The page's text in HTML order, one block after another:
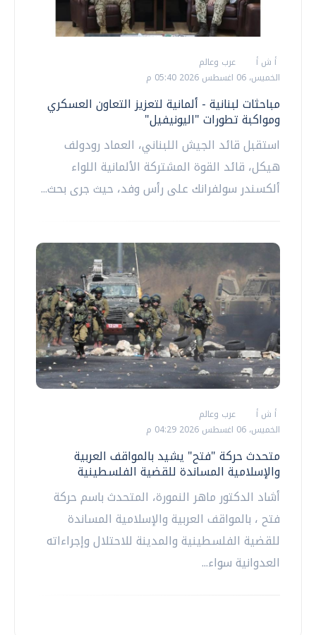
أ ش أ
عرب وعالم
الخميس، 06 اغسطس 2026 05:40 م
مباحثات لبنانية - ألمانية لتعزيز التعاون العسكري
ومواكبة تطورات "اليونيفيل"
استقبل قائد الجيش اللبناني، العماد رودولف
هيكل، قائد القوة المشتركة الألمانية اللواء
ألكسندر سولفرانك على رأس وفد، حيث جرى بحث...
أ ش أ
عرب وعالم
الخميس، 06 اغسطس 2026 04:29 م
متحدث حركة "فتح" يشيد بالمواقف العربية
والإسلامية المساندة للقضية الفلسطينية
أشاد الدكتور ماهر النمورة، المتحدث باسم حركة
فتح ، بالمواقف العربية والإسلامية المساندة
للقضية الفلسطينية والمدينة للاحتلال وإجراءاته
العدوانية سواء...